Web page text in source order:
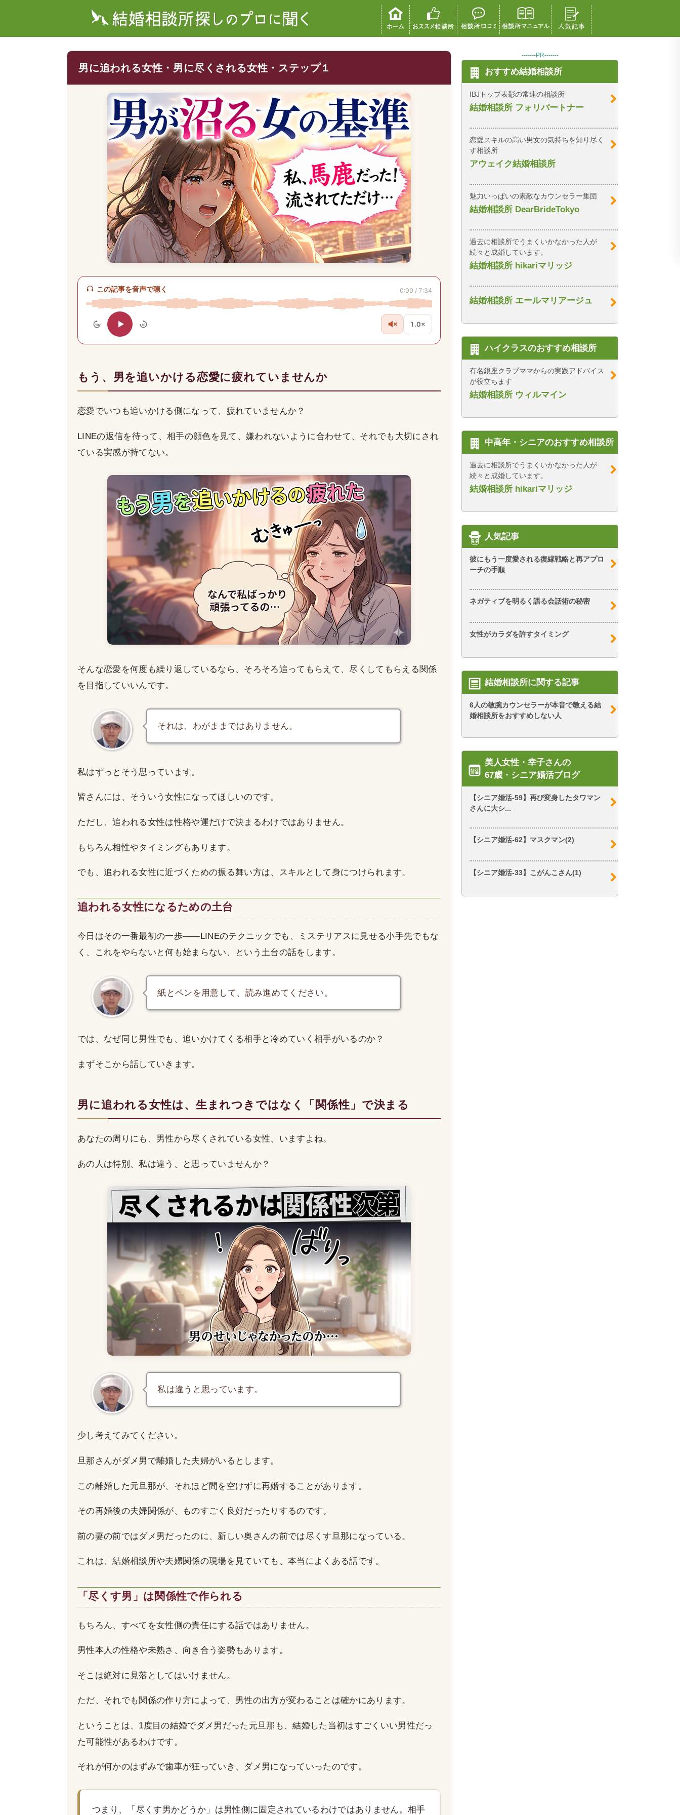
男に追われる女性・男に尽くされる女性・ステップ１
この記事を音声で聴く 0:00 / 7:34
10 10 1.0×
もう、男を追いかける恋愛に疲れていませんか
恋愛でいつも追いかける側になって、疲れていませんか？
LINEの返信を待って、相手の顔色を見て、嫌われないように合わせて、それでも大切にされ
ている実感が持てない。
そんな恋愛を何度も繰り返しているなら、そろそろ追ってもらえて、尽くしてもらえる関係
を目指していいんです。
それは、わがままではありません。
私はずっとそう思っています。
皆さんには、そういう女性になってほしいのです。
ただし、追われる女性は性格や運だけで決まるわけではありません。
もちろん相性やタイミングもあります。
でも、追われる女性に近づくための振る舞い方は、スキルとして身につけられます。
追われる女性になるための土台
今日はその一番最初の一歩——LINEのテクニックでも、ミステリアスに見せる小手先でもな
く、これをやらないと何も始まらない、という土台の話をします。
紙とペンを用意して、読み進めてください。
では、なぜ同じ男性でも、追いかけてくる相手と冷めていく相手がいるのか？
まずそこから話していきます。
男に追われる女性は、生まれつきではなく「関係性」で決まる
あなたの周りにも、男性から尽くされている女性、いますよね。
あの人は特別、私は違う、と思っていませんか？
私は違うと思っています。
少し考えてみてください。
旦那さんがダメ男で離婚した夫婦がいるとします。
この離婚した元旦那が、それほど間を空けずに再婚することがあります。
その再婚後の夫婦関係が、ものすごく良好だったりするのです。
前の妻の前ではダメ男だったのに、新しい奥さんの前では尽くす旦那になっている。
これは、結婚相談所や夫婦関係の現場を見ていても、本当によくある話です。
「尽くす男」は関係性で作られる
もちろん、すべてを女性側の責任にする話ではありません。
男性本人の性格や未熟さ、向き合う姿勢もあります。
そこは絶対に見落としてはいけません。
ただ、それでも関係の作り方によって、男性の出方が変わることは確かにあります。
ということは、1度目の結婚でダメ男だった元旦那も、結婚した当初はすごくいい男性だっ
た可能性があるわけです。
それが何かのはずみで歯車が狂っていき、ダメ男になっていったのです。
つまり、「尽くす男かどうか」は男性側に固定されているわけではありません。相手
-------PR-------
おすすめ結婚相談所
IBJトップ表彰の常連の相談所
結婚相談所 フォリパートナー
恋愛スキルの高い男女の気持ちを知り尽く
す相談所
アウェイク結婚相談所
魅力いっぱいの素敵なカウンセラー集団
結婚相談所 DearBrideTokyo
過去に相談所でうまくいかなかった人が
続々と成婚しています。
結婚相談所 hikariマリッジ
結婚相談所 エールマリアージュ
ハイクラスのおすすめ相談所
有名銀座クラブママからの実践アドバイス
が役立ちます
結婚相談所 ウィルマイン
中高年・シニアのおすすめ相談所
過去に相談所でうまくいかなかった人が
続々と成婚しています。
結婚相談所 hikariマリッジ
人気記事
彼にもう一度愛される復縁戦略と再アプロ
ーチの手順
ネガティブを明るく語る会話術の秘密
女性がカラダを許すタイミング
結婚相談所に関する記事
6人の敏腕カウンセラーが本音で教える結
婚相談所をおすすめしない人
美人女性・幸子さんの
67歳・シニア婚活ブログ
【シニア婚活-59】再び変身したタワマン
さんに大シ...
【シニア婚活-62】マスクマン(2)
【シニア婚活-33】こがんこさん(1)